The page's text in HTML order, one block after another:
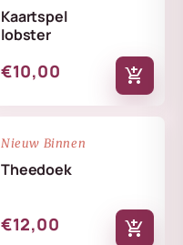
Kaartspel
lobster
€10,00 add_shopping_cart
NIEUW
Nieuw Binnen
Theedoek
€12,00 add_shopping_cart